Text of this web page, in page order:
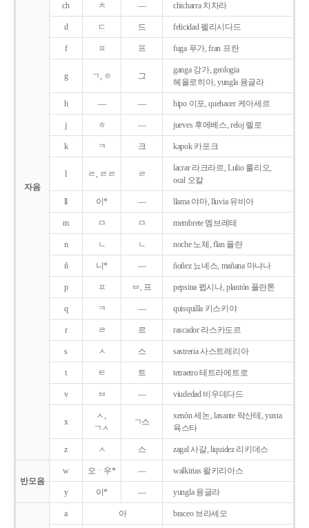
자음
ch ㅊ ― chicharra 치차라
d ㄷ 드 felicidad 펠리시다드
f ㅍ 프 fuga 푸가, fran 프란
g ㄱ, ㅎ 그
ganga 강가, geologia
헤올로히아, yungla 융글라
h ― ― hipo 이포, quehacer 케아세르
j ㅎ ― jueves 후에베스, reloj 렐로
k ㅋ 크 kapok 카포크
l ㄹ, ㄹㄹ ㄹ
lacrar 라크라르, Lulio 룰리오,
ocal 오칼
ll 이* ― llama 야마, lluvia 유비아
m ㅁ ㅁ membrete 멤브레테
n ㄴ ㄴ noche 노체, flan 플란
ñ 니* ― ñoñez 뇨녜스, mañana 마냐나
p ㅍ ㅂ, 프 pepsina 펩시나, plantón 플란톤
q ㅋ ― quisquilla 키스키야
r ㄹ 르 rascador 라스카도르
s ㅅ 스 sastreria 사스트레리아
t ㅌ 트 tetraetro 테트라에트로
v ㅂ ― viudedad 비우데다드
x
ㅅ,
ㄱㅅ
ㄱ스
xenón 세논, laxante 락산테, yuxta
육스타
z ㅅ 스 zagal 사갈, liquidez 리키데스
반모음
w 오ㆍ우* ― walkirias 왈키리아스
y 이* ― yungla 융글라
a 아 braceo 브라세오